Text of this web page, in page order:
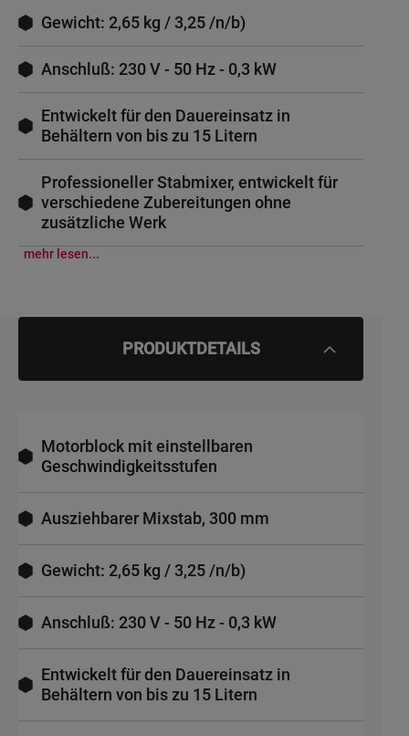
Gewicht: 2,65 kg / 3,25 /n/b)
Anschluß: 230 V - 50 Hz - 0,3 kW
Entwickelt für den Dauereinsatz in
Behältern von bis zu 15 Litern
Professioneller Stabmixer, entwickelt für
verschiedene Zubereitungen ohne
zusätzliche Werk
mehr lesen...
PRODUKTDETAILS
Motorblock mit einstellbaren
Geschwindigkeitsstufen
Ausziehbarer Mixstab, 300 mm
Gewicht: 2,65 kg / 3,25 /n/b)
Anschluß: 230 V - 50 Hz - 0,3 kW
Entwickelt für den Dauereinsatz in
Behältern von bis zu 15 Litern